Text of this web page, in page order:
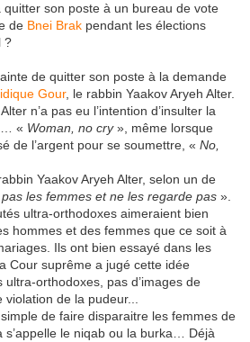
son poste à un bureau de vote
de Bnei Brak pendant les élections
?
de quitter son poste à la demande
Gour, le rabbin Yaakov Aryeh Alter.
n’a pas eu l’intention d’insulter la
« Woman, no cry», même lorsque
de l’argent pour se soumettre, « No,
Yaakov Aryeh Alter, selon un de
les femmes et ne les regarde pas ».
ultra-orthodoxes aimeraient bien
hommes et des femmes que ce soit à
Ils ont bien essayé dans les
Cour suprême a jugé cette idée
ultra-orthodoxes, pas d’images de
violation de la pudeur...
de faire disparaitre les femmes de
s’appelle le niqab ou la burka… Déjà